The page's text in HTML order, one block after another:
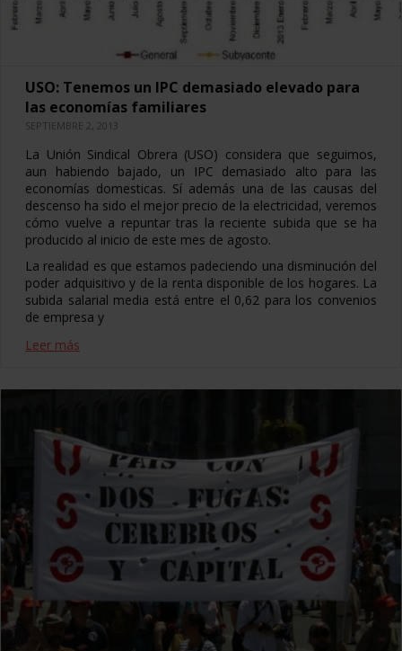
USO: Tenemos un IPC demasiado elevado para
las economías familiares
SEPTIEMBRE 2, 2013
La Unión Sindical Obrera (USO) considera que seguimos,
aun habiendo bajado, un IPC demasiado alto para las
economías domesticas. Sí además una de las causas del
descenso ha sido el mejor precio de la electricidad, veremos
cómo vuelve a repuntar tras la reciente subida que se ha
producido al inicio de este mes de agosto.
La realidad es que estamos padeciendo una disminución del
poder adquisitivo y de la renta disponible de los hogares. La
subida salarial media está entre el 0,62 para los convenios
de empresa y
Leer más